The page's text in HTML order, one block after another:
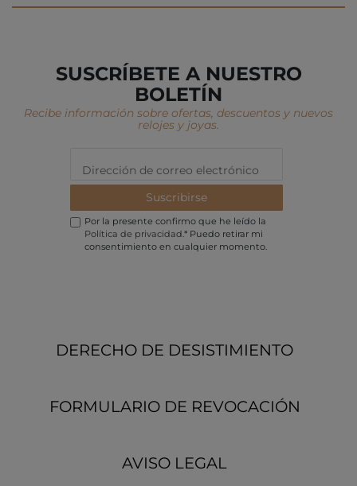
SUSCRÍBETE A NUESTRO
BOLETÍN
Recibe información sobre ofertas, descuentos y nuevos
relojes y joyas.
Suscribirse
Por la presente confirmo que he leído la
Política de privacidad.* Puedo retirar mi
consentimiento en cualquier momento.
DERECHO DE DESISTIMIENTO
FORMULARIO DE REVOCACIÓN
AVISO LEGAL